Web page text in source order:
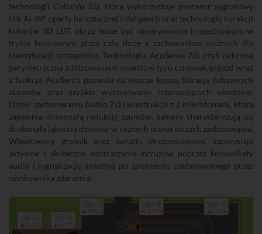
technologii ColorVu 3.0, która wykorzystuje procesor sygnałowy
Hik AI-ISP oparty na sztucznej inteligencji oraz technologię korekcji
kolorów 3D LUT, obraz może być obserwowany i rejestrowany w
trybie kolorowym przez całą dobę z zachowaniem ważnych dla
identyfikacji szczegółów. Technologia AcuSense 2.0, czyli ochrona
perymetryczna z filtrowaniem obiektów typu człowiek/pojazd wraz
z funkcją AcuSerch pozwala na jeszcze lepszą filtrację fałszywych
alarmów oraz szybkie wyszukiwanie interesujących obiektów.
Dzięki zastosowaniu Audio 2.0 i konstrukcji z 2 mikrofonami, która
zapewnia doskonałą redukcję szumów, kamery charakteryzują się
doskonałą jakością dźwięku w różnych scenariuszach zastosowania.
Wbudowany głośnik oraz światło stroboskopowe, zapewniają
aktywne i skuteczne odstraszanie intruzów poprzez komunikaty
audio i sygnalizację świetlną po zaistnieniu zdefiniowanego przez
użytkownika zdarzenia.
K03414
K03215 K03215
K03414 K03414